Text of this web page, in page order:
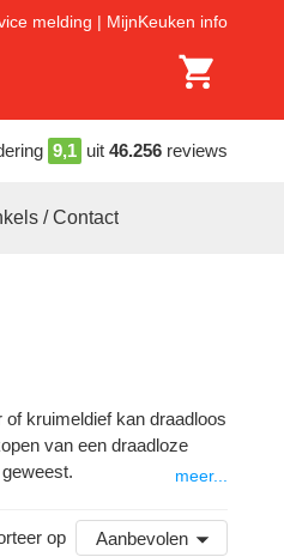
melding MijnKeuken info
9,1 uit 46.256 reviews
/ Contact
kruimeldief kan draadloos
van een draadloze
meer...
op Aanbevolen